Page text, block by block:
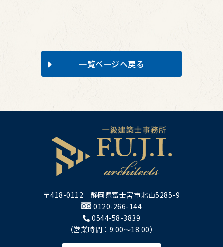
一覧ページへ戻る
〒418-0112 静岡県富士宮市北山5285-9
0120-266-144
0544-58-3839
（営業時間：9:00～18:00）